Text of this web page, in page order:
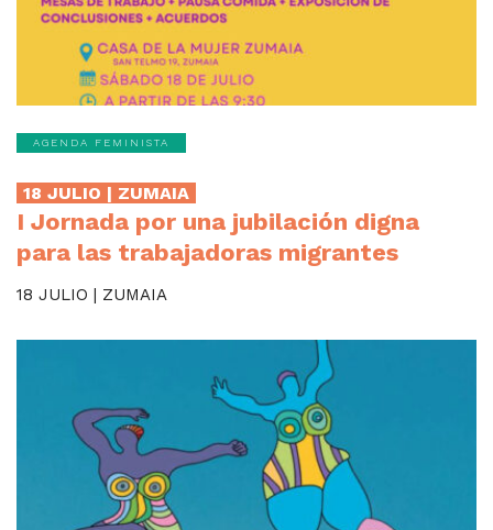
AGENDA FEMINISTA
18 JULIO | ZUMAIA
I Jornada por una jubilación digna
para las trabajadoras migrantes
18 JULIO | ZUMAIA